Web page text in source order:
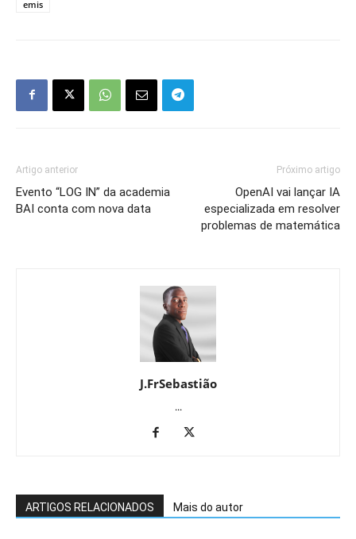
emis
Artigo anterior
Evento “LOG IN” da academia
BAI conta com nova data
Próximo artigo
OpenAI vai lançar IA
especializada em resolver
problemas de matemática
J.FrSebastião
...
ARTIGOS RELACIONADOS Mais do autor